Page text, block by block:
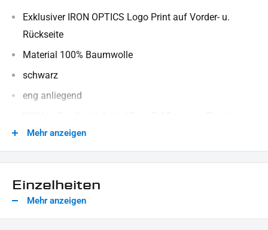
Exklusiver IRON OPTICS Logo Print auf Vorder- u.
Rückseite
Material 100% Baumwolle
schwarz
eng anliegend
weite Passform bevorzugen
Dieses Angebot kann Beispielbilder enthalten, deren Inhalt über den Lieferumfang hinausgeht.
Mehr anzeigen
Einzelheiten
Mehr anzeigen